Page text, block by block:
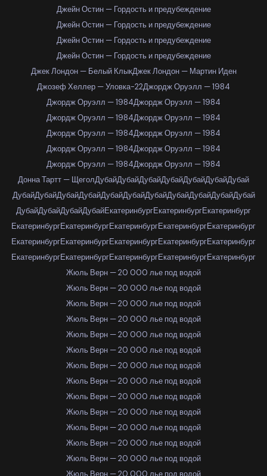
Джейн Остин — Гордость и предубеждение
Джейн Остин — Гордость и предубеждение
Джейн Остин — Гордость и предубеждение
Джейн Остин — Гордость и предубеждение
Джек Лондон — Белый КлыкДжек Лондон — Мартин Иден
Джозеф Хеллер — Уловка-22Джордж Оруэлл — 1984
Джордж Оруэлл — 1984Джордж Оруэлл — 1984
Джордж Оруэлл — 1984Джордж Оруэлл — 1984
Джордж Оруэлл — 1984Джордж Оруэлл — 1984
Джордж Оруэлл — 1984Джордж Оруэлл — 1984
Джордж Оруэлл — 1984Джордж Оруэлл — 1984
Донна Тартт — ЩеголДубайДубайДубайДубайДубайДубайДубай
ДубайДубайДубайДубайДубайДубайДубайДубайДубайДубайДубай
ДубайДубайДубайДубайЕкатеринбургЕкатеринбургЕкатеринбург
ЕкатеринбургЕкатеринбургЕкатеринбургЕкатеринбургЕкатеринбург
ЕкатеринбургЕкатеринбургЕкатеринбургЕкатеринбургЕкатеринбург
ЕкатеринбургЕкатеринбургЕкатеринбургЕкатеринбургЕкатеринбург
Жюль Верн — 20 000 лье под водой
Жюль Верн — 20 000 лье под водой
Жюль Верн — 20 000 лье под водой
Жюль Верн — 20 000 лье под водой
Жюль Верн — 20 000 лье под водой
Жюль Верн — 20 000 лье под водой
Жюль Верн — 20 000 лье под водой
Жюль Верн — 20 000 лье под водой
Жюль Верн — 20 000 лье под водой
Жюль Верн — 20 000 лье под водой
Жюль Верн — 20 000 лье под водой
Жюль Верн — 20 000 лье под водой
Жюль Верн — 20 000 лье под водой